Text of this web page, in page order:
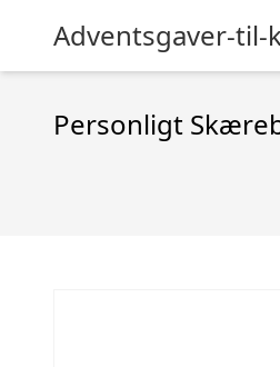
Adventsgaver-
Personligt